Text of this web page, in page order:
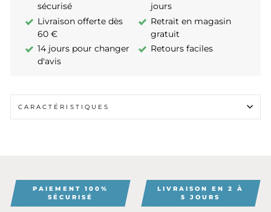
sécurisé
jours
Livraison offerte dès
60 €
Retrait en magasin
gratuit
14 jours pour changer
d'avis
Retours faciles
CARACTÉRISTIQUES
PAIEMENT 100%
SÉCURISÉ
LIVRAISON EN 2 À
5 JOURS